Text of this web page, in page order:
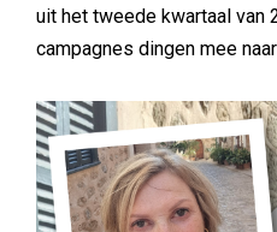
uit het tweede kwartaal van
campagnes dingen mee